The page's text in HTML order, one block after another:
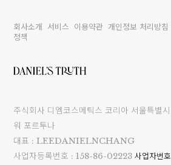
회사소개 서비스 이용약관 개인정보 처리방침
정책
주식회사 디엠코스메틱스 코리아 서울특별
워 포르투나
대표 : LEEDANIELNCHANG
사업자등록번호 : 158-86-02223 사업자번